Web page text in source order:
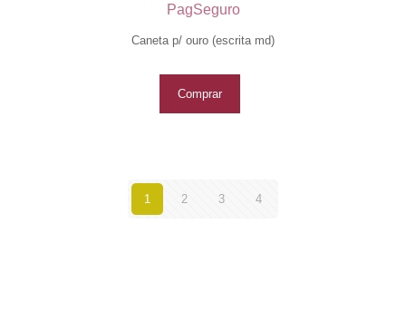
PagSeguro
Caneta p/ ouro (escrita md)
Comprar
1 2 3 4